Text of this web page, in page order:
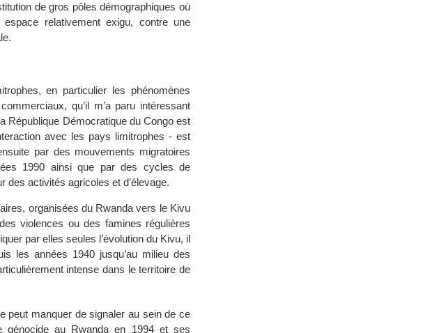
de gros pôles démographiques où
relativement exigu, contre une
en particulier les phénomènes
qu’il m’a paru intéressant
République Démocratique du Congo est
avec les pays limitrophes - est
par des mouvements migratoires
1990 ainsi que par des cycles de
des activités agricoles et d’élevage.
organisées du Rwanda vers le Kivu
violences ou des famines régulières
par elles seules l’évolution du Kivu, il
les années 1940 jusqu’au milieu des
intense dans le territoire de
peut manquer de signaler au sein de ce
génocide au Rwanda en 1994 et ses